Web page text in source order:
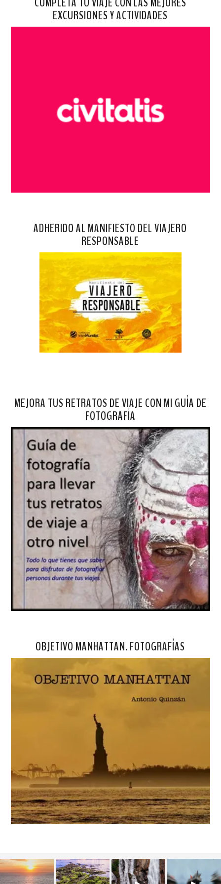
EXCURSIONES Y ACTIVIDADES
ADHERIDO AL MANIFIESTO DEL VIAJERO
RESPONSABLE
MEJORA TUS RETRATOS DE VIAJE CON MI GUÍA DE
FOTOGRAFÍA
OBJETIVO MANHATTAN. FOTOGRAFÍAS